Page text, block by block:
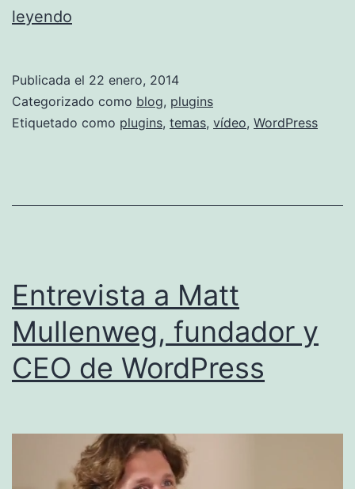
leyendo
y
plugins
Publicada el 22 enero, 2014
Categorizado como blog, plugins
Etiquetado como plugins, temas, vídeo, WordPress
Entrevista a Matt
Mullenweg, fundador y
CEO de WordPress